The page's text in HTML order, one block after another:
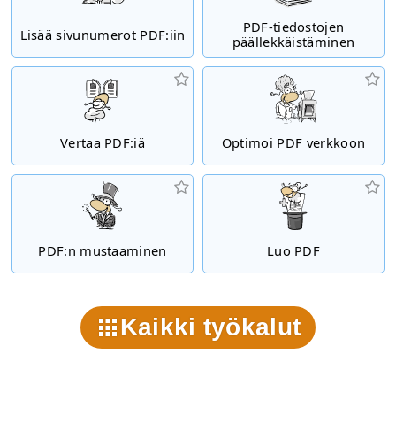
Lisää sivunumerot PDF:iin
PDF-tiedostojen
päällekkäistäminen
Vertaa PDF:iä Optimoi PDF verkkoon
PDF:n mustaaminen Luo PDF
Kaikki työkalut